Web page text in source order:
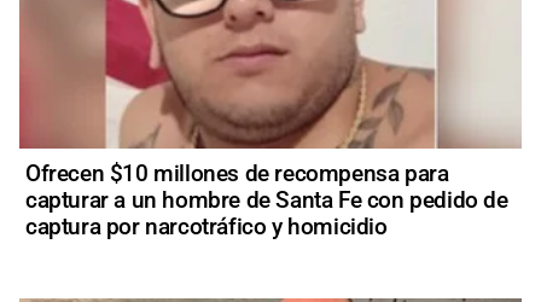
Ofrecen $10 millones de recompensa para
capturar a un hombre de Santa Fe con pedido de
captura por narcotráfico y homicidio